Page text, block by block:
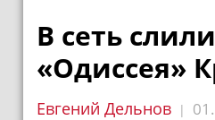
В сеть
«Одиссея»
Евгений Дельнов |